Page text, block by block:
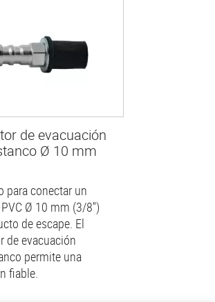
de evacuación
Ø 10 mm
para conectar un
Ø 10 mm (3/8'')
de escape. El
de evacuación
permite una
fiable.